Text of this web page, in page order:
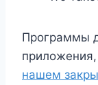
Программы
нашем